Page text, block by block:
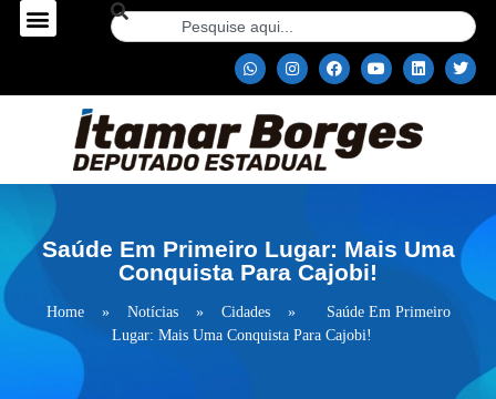
Saúde Em Primeiro Lugar: Mais Uma
Conquista Para Cajobi!
Home » Notícias » Cidades »
Saúde Em Primeiro
Lugar: Mais Uma Conquista Para Cajobi!